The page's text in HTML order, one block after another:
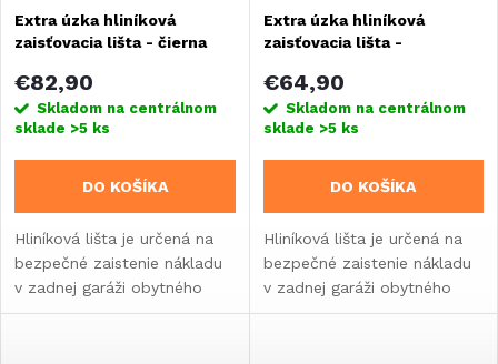
Extra úzka hliníková
zaisťovacia lišta - čierna
€82,90
Skladom na centrálnom
sklade >5 ks
DO KOŠÍKA
Hliníková lišta je určená na
bezpečné zaistenie nákladu
v zadnej garáži obytného
vozidla alebo karavanu.Na
Extra úzka hliníková
zaisťovacia lišta -
€64,90
Skladom na centrálnom
sklade >5 ks
DO KOŠÍKA
Hliníková lišta je určená na
bezpečné zaistenie nákladu
v zadnej garáži obytného
vozidla alebo karavanu.Na